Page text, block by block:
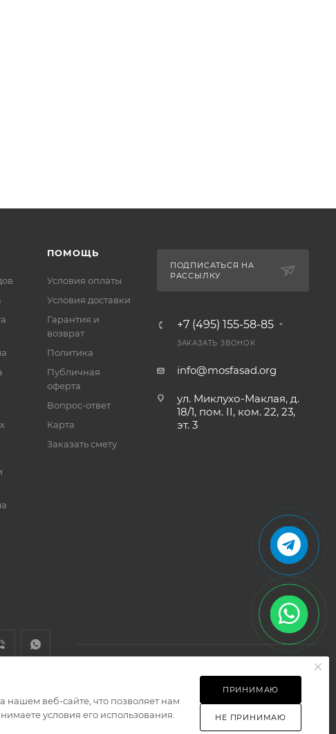
ПОМОЩЬ
Условия оплаты
Условия доставки
Гарантия и
возврат
Политика
Публичная
оферта
Вопрос-ответ
Карта
Заказать смету
ПОДПИСАТЬСЯ НА
РАССЫЛКУ
+7 (495) 155-58-85
ЗАКАЗАТЬ ЗВОНОК
info@mosfasad.org
ул. Миклухо-Маклая, д.
18/1, пом. II, ком. 22, 23,
эт. 3
Разработано в
веб-сайте, что позволяет нам
условия его использования.
ПРИНИМАЮ
НЕ ПРИНИМАЮ